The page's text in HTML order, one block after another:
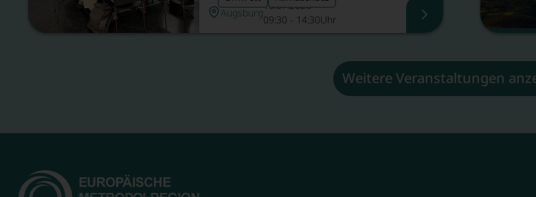
Augsburg
10.07.2026
09:30 - 14:30Uhr
Netzwerktreffen
Weitere Veranstaltungen